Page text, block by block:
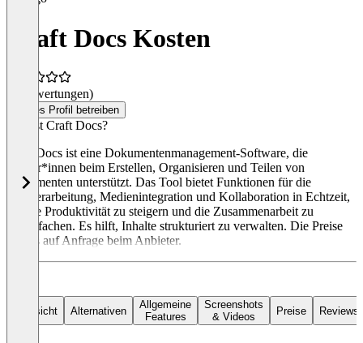
Craft Docs Kosten
(0 Bewertungen)
Dieses Profil betreiben
Was ist Craft Docs?
Craft Docs ist eine Dokumentenmanagement-Software, die
Nutzer*innen beim Erstellen, Organisieren und Teilen von
Dokumenten unterstützt. Das Tool bietet Funktionen für die
Textverarbeitung, Medienintegration und Kollaboration in Echtzeit,
um die Produktivität zu steigern und die Zusammenarbeit zu
vereinfachen. Es hilft, Inhalte strukturiert zu verwalten. Die Preise
gibt es auf Anfrage beim Anbieter.
Übersicht Alternativen
Allgemeine
Features
Screenshots
& Videos
Preise Reviews